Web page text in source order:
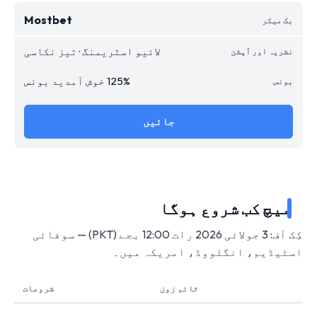
Mostbet
لائیو اسٹریمنگ · تیز نکاسی
125% خوش آمدید بونس
جائیں
میچ کب شروع ہوگا
کِک آف: 3 جولائی 2026 رات 12:00 بجے (PKT) — سوفائی
اسٹیڈیم، انگلووڈ، امریکہ میں۔
ٹائم زون شروعات